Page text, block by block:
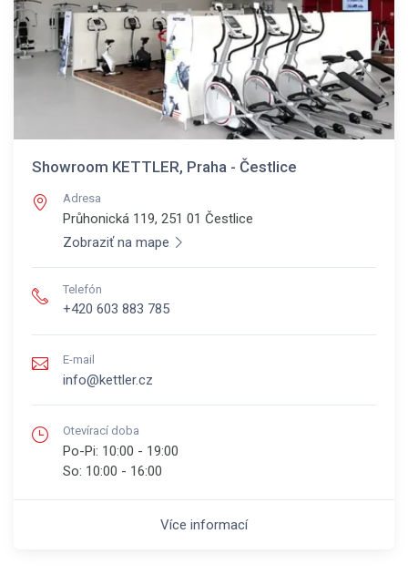
Showroom KETTLER, Praha - Čestlice
Adresa
Průhonická 119, 251 01 Čestlice
Zobraziť na mape
Telefón
+420 603 883 785
E-mail
info@kettler.cz
Otevírací doba
Po-Pi: 10:00 - 19:00
So: 10:00 - 16:00
Více informací